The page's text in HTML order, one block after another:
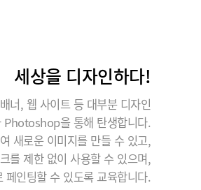
세상을 디자인하다!
너, 웹 사이트 등 대부분 디자인
Photoshop을 통해 탄생합니다.
새로운 이미지를 만들 수 있고,
를 제한 없이 사용할 수 있으며,
페인팅할 수 있도록 교육합니다.